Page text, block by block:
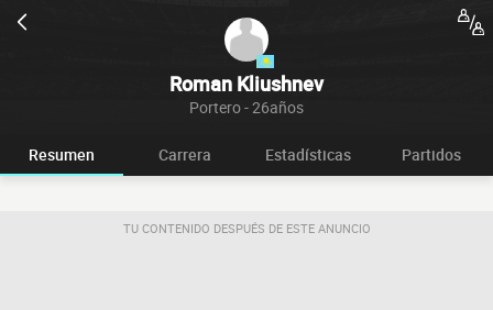
Roman Kliushnev
Portero - 26años
Resumen Carrera Estadísticas Partidos
TU CONTENIDO DESPUÉS DE ESTE ANUNCIO